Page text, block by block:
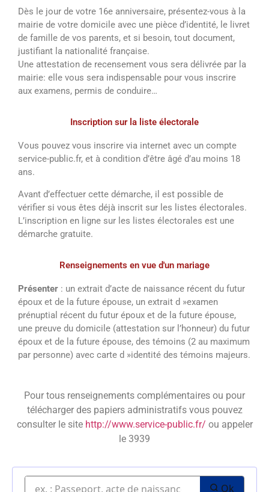
Dès le jour de votre 16e anniversaire, présentez-vous à la
mairie de votre domicile avec une pièce d’identité, le livret
de famille de vos parents, et si besoin, tout document,
justifiant la nationalité française.
Une attestation de recensement vous sera délivrée par la
mairie: elle vous sera indispensable pour vous inscrire
aux examens, permis de conduire…
Inscription sur la liste électorale
Vous pouvez vous inscrire via internet avec un compte
service-public.fr, et à condition d’être âgé d’au moins 18
ans.
Avant d’effectuer cette démarche, il est possible de
vérifier si vous êtes déjà inscrit sur les listes électorales.
L’inscription en ligne sur les listes électorales est une
démarche gratuite.
Renseignements en vue d'un mariage
Présenter : un extrait d’acte de naissance récent du futur
époux et de la future épouse, un extrait d »examen
prénuptial récent du futur époux et de la future épouse,
une preuve du domicile (attestation sur l’honneur) du futur
époux et de la future épouse, des témoins (2 au maximum
par personne) avec carte d »identité des témoins majeurs.
Pour tous renseignements complémentaires ou pour
télécharger des papiers administratifs vous pouvez
consulter le site http://www.service-public.fr/ ou appeler
le 3939
Ok